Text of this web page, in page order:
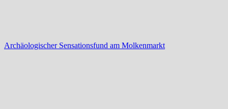
Archäologischer Sensationsfund am Molkenmarkt